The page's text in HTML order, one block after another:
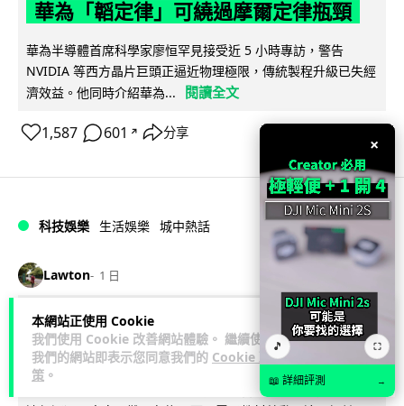
本網站正使用 Cookie
我們使用 Cookie 改善網站體驗。 繼續使用
我們的網站即表示您同意我們的 Cookie 政
策 。
華為「韜定律」可繞過摩爾定律瓶頸
華為半導體首席科學家廖恒罕見接受近 5 小時專訪，警告
NVIDIA 等西方晶片巨頭正逼近物理極限，傳統製程升級已失經
濟效益。他同時介紹華為...
閱讀全文
1,587 601 ↗ 分享
科技娛樂 生活娛樂 城中熱話
Lawton 1 日
家長無得慳錢買二手書 電子啟動碼鎖死
二手教科書 學生無法做功課
社福界立法會議員陳文宜指，一間中學書單價錢按年加 14.7%
×
🎵 ⛶
📖 詳細評測 →